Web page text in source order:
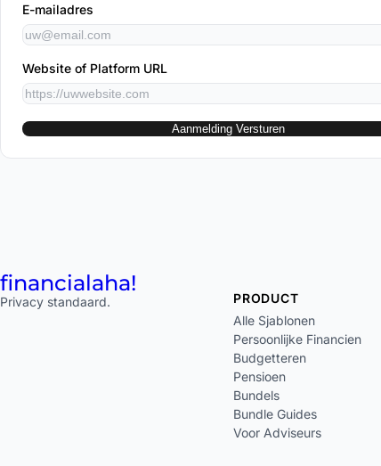
E-mailadres
Website of Platform URL
Aanmelding Versturen
financialaha!
Privacy standaard.
PRODUCT
Alle Sjablonen
Persoonlijke Financien
Budgetteren
Pensioen
Bundels
Bundle Guides
Voor Adviseurs